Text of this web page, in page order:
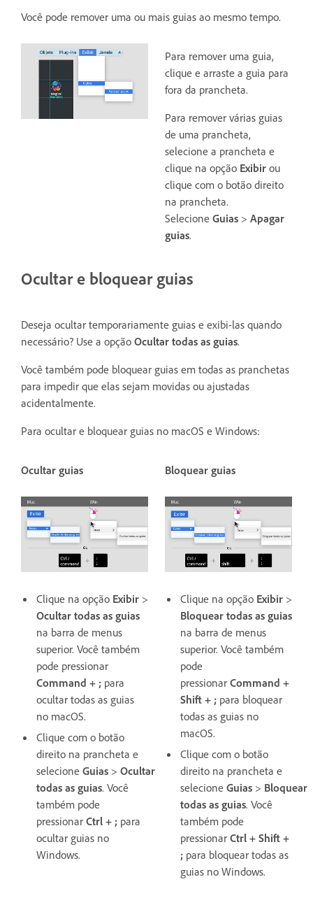
Você pode remover uma ou mais guias ao mesmo tempo.
Para remover uma guia,
clique e arraste a guia para
fora da prancheta.
Para remover várias guias
de uma prancheta,
selecione a prancheta e
clique na opção Exibir ou
clique com o botão direito
na prancheta.
Selecione Guias > Apagar
guias.
Ocultar e bloquear guias
Deseja ocultar temporariamente guias e exibi-las quando
necessário? Use a opção Ocultar todas as guias.
Você também pode bloquear guias em todas as pranchetas
para impedir que elas sejam movidas ou ajustadas
acidentalmente.
Para ocultar e bloquear guias no macOS e Windows:
Ocultar guias
Clique na opção Exibir >
Ocultar todas as guias
na barra de menus
superior. Você também
pode pressionar
Command + ; para
ocultar todas as guias
no macOS.
Clique com o botão
direito na prancheta e
selecione Guias > Ocultar
todas as guias. Você
também pode
pressionar Ctrl + ; para
ocultar guias no
Windows.
Bloquear guias
Clique na opção Exibir >
Bloquear todas as guias
na barra de menus
superior. Você também
pode
pressionar Command +
Shift + ; para bloquear
todas as guias no
macOS.
Clique com o botão
direito na prancheta e
selecione Guias > Bloquear
todas as guias. Você
também pode
pressionar Ctrl + Shift +
; para bloquear todas as
guias no Windows.